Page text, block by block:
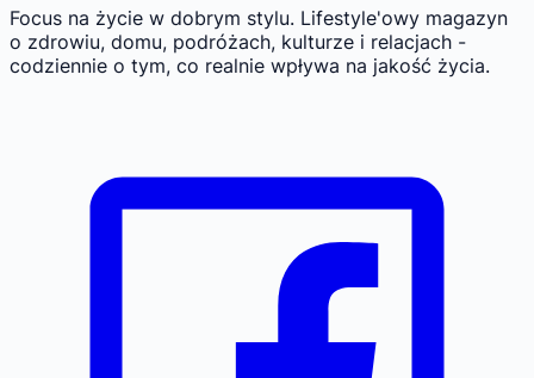
Focus na życie w dobrym stylu. Lifestyle'owy magazyn
o zdrowiu, domu, podróżach, kulturze i relacjach -
codziennie o tym, co realnie wpływa na jakość życia.